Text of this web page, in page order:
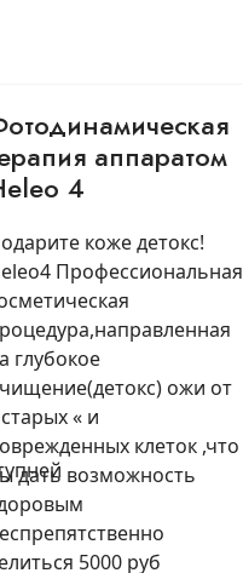
аппаратом
4
коже детокс!
Профессиональная
глубокое
ожи от
« и
клеток ,что
дать возможность
5000 руб